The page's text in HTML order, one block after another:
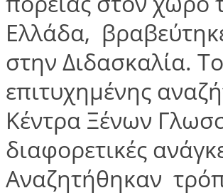
Ελλάδα,
στην Διδασκαλία.
επιτυχημένης
Κέντρα Ξένων
διαφορετικές
Αναζητήθηκαν